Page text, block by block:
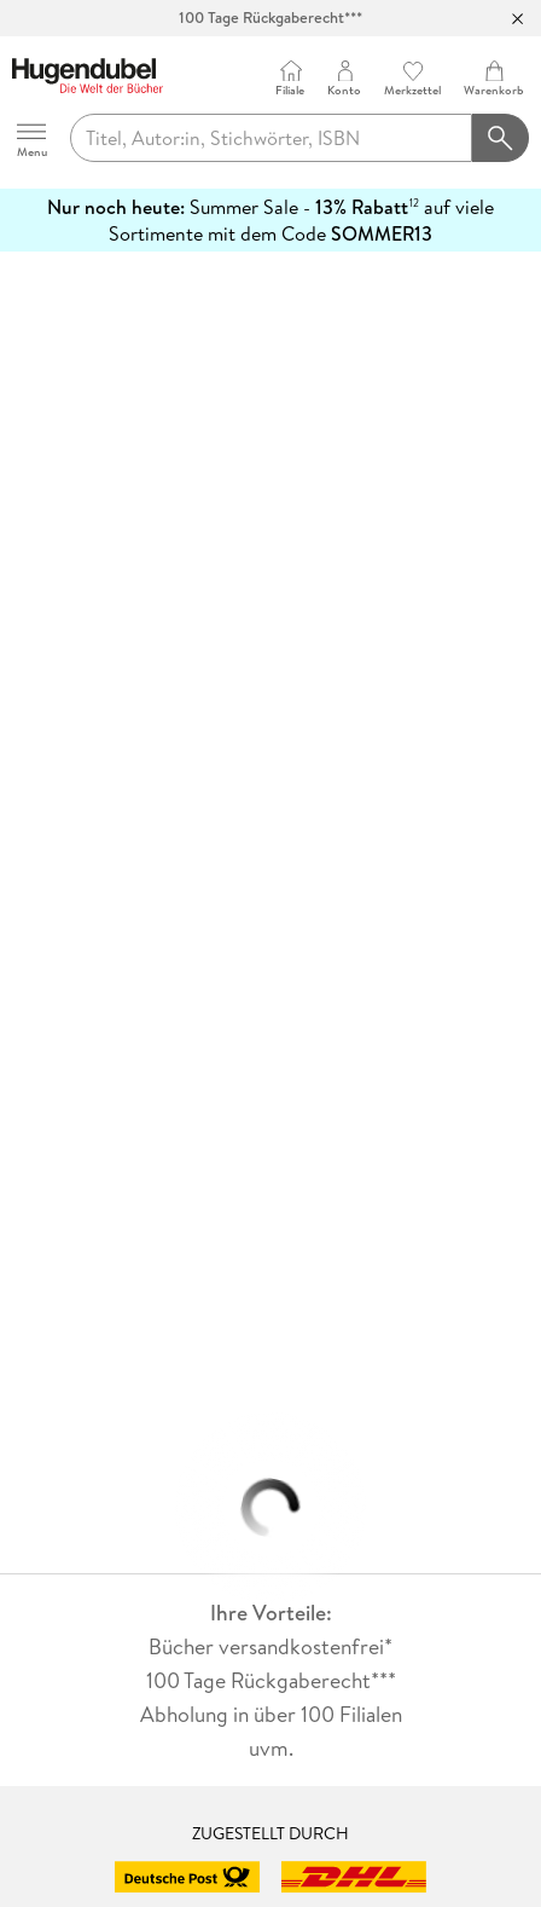
100 Tage Rückgaberecht***
Hugendubel
Menu
Filiale Konto Merkzettel Warenkorb
Nur noch heute: Summer Sale - 13% Rabatt12 auf viele
Sortimente mit dem CodeSOMMER13
erfahren
Ihre Vorteile:
Bücher versandkostenfrei*
100 Tage Rückgaberecht***
Abholung in über 100 Filialen
uvm.
ZUGESTELLT DURCH